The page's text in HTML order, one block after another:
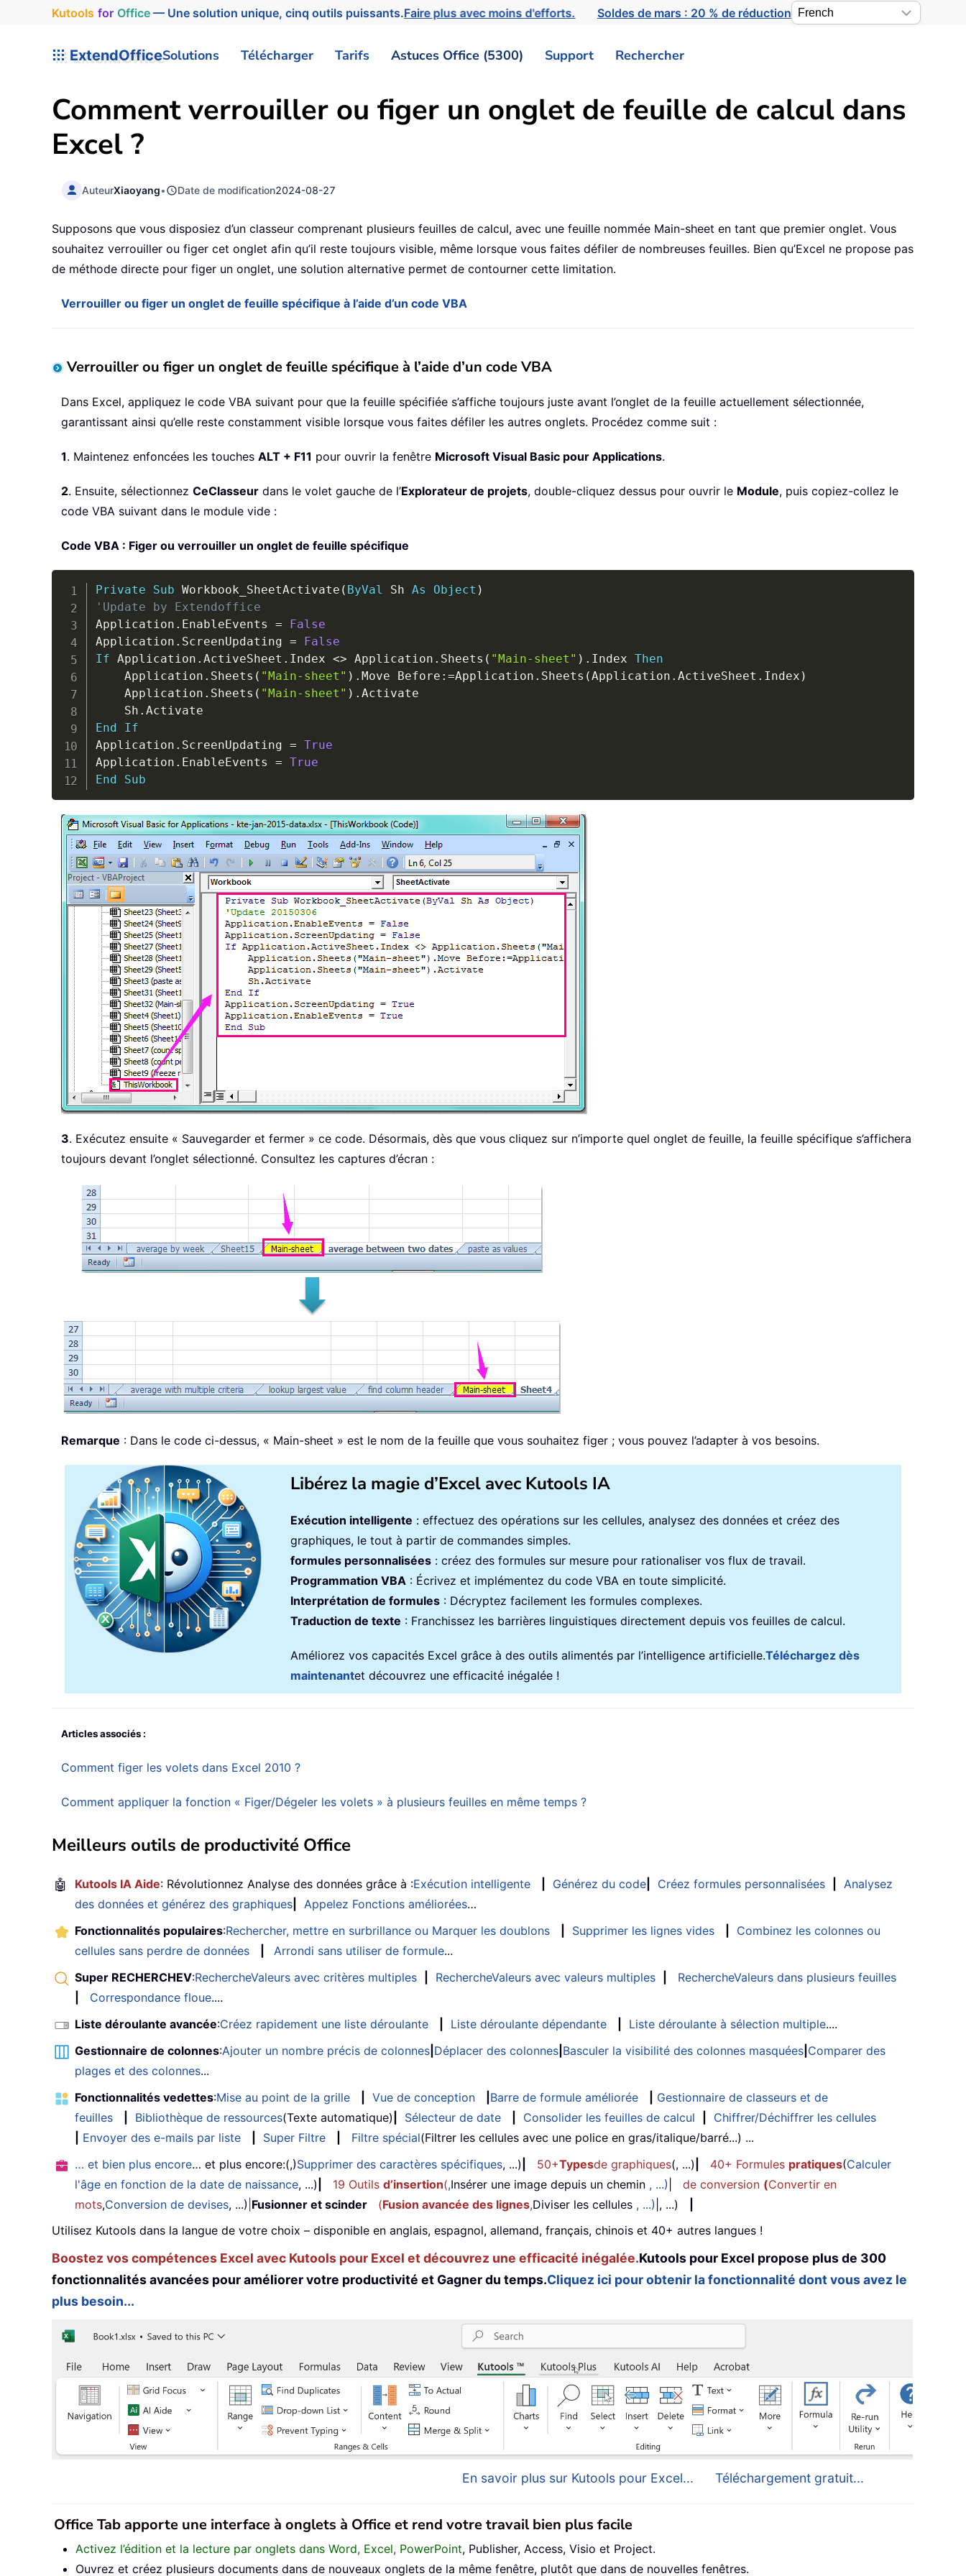
Kutools for Office— Une solution unique, cinq outils puissants.Faire plus avec moins d'efforts. Soldes de mars : 20 % de réduction
ExtendOfficeSolutions Télécharger Tarifs Astuces Office (5300) Support Rechercher
Comment verrouiller ou figer un onglet de feuille de calcul dans
Excel ?
AuteurXiaoyang• Date de modification2024-08-27
Supposons que vous disposiez d’un classeur comprenant plusieurs feuilles de calcul, avec une feuille nommée Main-sheet en tant que premier onglet. Vous
souhaitez verrouiller ou figer cet onglet afin qu’il reste toujours visible, même lorsque vous faites défiler de nombreuses feuilles. Bien qu’Excel ne propose pas
de méthode directe pour figer un onglet, une solution alternative permet de contourner cette limitation.
Verrouiller ou figer un onglet de feuille spécifique à l’aide d’un code VBA
Verrouiller ou figer un onglet de feuille spécifique à l’aide d’un code VBA
Dans Excel, appliquez le code VBA suivant pour que la feuille spécifiée s’affiche toujours juste avant l’onglet de la feuille actuellement sélectionnée,
garantissant ainsi qu’elle reste constamment visible lorsque vous faites défiler les autres onglets. Procédez comme suit :
1. Maintenez enfoncées les touches ALT + F11 pour ouvrir la fenêtre Microsoft Visual Basic pour Applications.
2. Ensuite, sélectionnez CeClasseur dans le volet gauche de l’Explorateur de projets, double-cliquez dessus pour ouvrir le Module, puis copiez-collez le
code VBA suivant dans le module vide :
Code VBA : Figer ou verrouiller un onglet de feuille spécifique
Private Sub Workbook_SheetActivate ( ByVal Sh As Object )
'Update by Extendoffice
Application . EnableEvents =
False
Application . ScreenUpdating =
False
If Application . ActiveSheet . Index <> Application . Sheets ( "Main-sheet" ) . Index Then
    Application
. Sheets ( "Main-sheet" ) . Move Before : =Application . Sheets (Application . ActiveSheet . Index )
    Application
. Sheets ( "Main-sheet" ) . Activate
    Sh
.
End
If
Application . ScreenUpdating = True
Application . EnableEvents = True
End
Sub
3. Exécutez ensuite « Sauvegarder et fermer » ce code. Désormais, dès que vous cliquez sur n’importe quel onglet de feuille, la feuille spécifique s’affichera
toujours devant l’onglet sélectionné. Consultez les captures d’écran :
Remarque : Dans le code ci-dessus, « Main-sheet » est le nom de la feuille que vous souhaitez figer ; vous pouvez l’adapter à vos besoins.
Libérez la magie d’Excel avec Kutools IA
Exécution intelligente : effectuez des opérations sur les cellules, analysez des données et créez des
graphiques, le tout à partir de commandes simples.
formules personnalisées : créez des formules sur mesure pour rationaliser vos flux de travail.
Programmation VBA : Écrivez et implémentez du code VBA en toute simplicité.
Interprétation de formules : Décryptez facilement les formules complexes.
Traduction de texte : Franchissez les barrières linguistiques directement depuis vos feuilles de calcul.
Améliorez vos capacités Excel grâce à des outils alimentés par l’intelligence artificielle.Téléchargez dès
maintenantet découvrez une efficacité inégalée !
Articles associés :
Comment figer les volets dans Excel 2010 ?
Comment appliquer la fonction « Figer/Dégeler les volets » à plusieurs feuilles en même temps ?
Meilleurs outils de productivité Office
🤖 Kutools IA Aide: Révolutionnez Analyse des données grâce à :Exécution intelligente Générez du code Créez formules personnalisées
Analysez
des données et générez des graphiques
Appelez Fonctions améliorées…
Fonctionnalités populaires:Rechercher, mettre en surbrillance ou Marquer les doublons Supprimer les lignes vides
Combinez les colonnes ou
cellules sans perdre de données
Arrondi sans utiliser de formule...
Super RECHERCHEV:RechercheValeurs avec critères multiples RechercheValeurs avec valeurs multiples
RechercheValeurs dans plusieurs feuilles
Correspondance floue....
Liste déroulante avancée:Créez rapidement une liste déroulante Liste déroulante dépendante Liste déroulante à sélection multiple....
Gestionnaire de colonnes:Ajouter un nombre précis de colonnes Déplacer des colonnes Basculer la visibilité des colonnes masquées Comparer des
plages et des colonnes...
Fonctionnalités vedettes:Mise au point de la grille Vue de conception Barre de formule améliorée
Gestionnaire de classeurs et de
feuilles
Bibliothèque de ressources(Texte automatique) Sélecteur de date Consolider les feuilles de calcul
Chiffrer/Déchiffrer les cellules
Envoyer des e-mails par liste Super Filtre Filtre spécial(Filtrer les cellules avec une police en gras/italique/barré...) ...
… et bien plus encore… et plus encore:(,)Supprimer des caractères spécifiques, ...) 50+Typesde graphiques(, ...) 40+ Formules pratiques(Calculer
l'âge en fonction de la date de naissance, ...) 19 Outils d’insertion(,Insérer une image depuis un chemin , ...) de conversion (Convertir en
mots,Conversion de devises, ...) Fusionner et scinder (Fusion avancée des lignes,Diviser les cellules , ...) |, ...)
Utilisez Kutools dans la langue de votre choix – disponible en anglais, espagnol, allemand, français, chinois et 40+ autres langues !
Boostez vos compétences Excel avec Kutools pour Excel et découvrez une efficacité inégalée.Kutools pour Excel propose plus de 300
fonctionnalités avancées pour améliorer votre productivité et Gagner du temps.Cliquez ici pour obtenir la fonctionnalité dont vous avez le
plus besoin...
En savoir plus sur Kutools pour Excel... Téléchargement gratuit...
Office Tab apporte une interface à onglets à Office et rend votre travail bien plus facile
Activez l’édition et la lecture par onglets dans Word, Excel, PowerPoint, Publisher, Access, Visio et Project.
Ouvrez et créez plusieurs documents dans de nouveaux onglets de la même fenêtre, plutôt que dans de nouvelles fenêtres.